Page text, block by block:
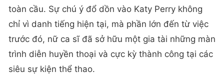
toàn cầu. Sự chú ý đổ dồn vào Katy Perry không
chỉ vì danh tiếng hiện tại, mà phần lớn đến từ việc
trước đó, nữ ca sĩ đã sở hữu một gia tài những màn
trình diễn huyền thoại và cực kỳ thành công tại các
siêu sự kiện thể thao.